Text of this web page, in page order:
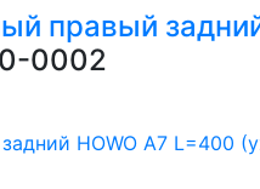
правый
0002